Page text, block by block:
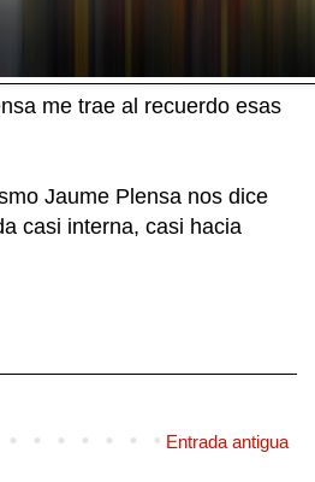
me trae al recuerdo esas
Jaume Plensa nos dice
casi interna, casi hacia
Entrada antigua